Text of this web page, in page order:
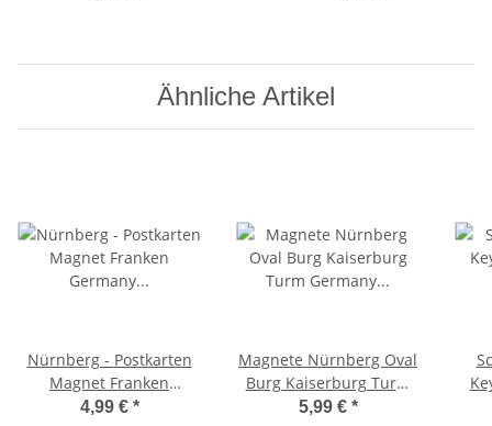
Ähnliche Artikel
Nürnberg - Postkarten
Magnet Franken
Germany Deutschland
4,99 € *
Magnete Nürnberg Oval
Burg Kaiserburg Turm
Germany Deutschland
5,99 € *